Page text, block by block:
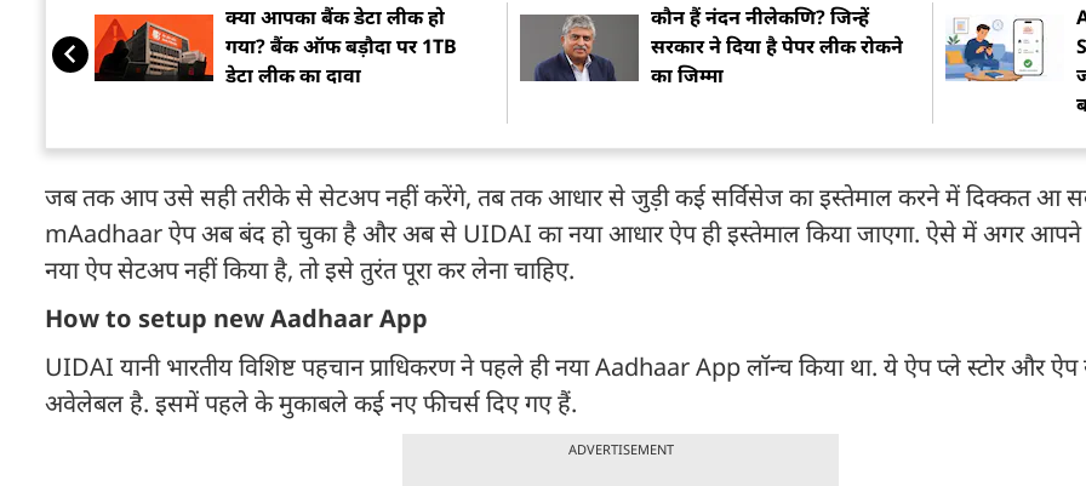
क्या आपका बैंक डेटा लीक हो
गया? बैंक ऑफ बड़ौदा पर 1TB
डेटा लीक का दावा
कौन हैं नंदन नीलेकणि? जिन्हें
सरकार ने दिया है पेपर लीक रोकने
का जिम्मा
जब तक आप उसे सही तरीके से सेटअप नहीं करेंगे, तब तक आधार से जुड़ी कई सर्विसेज का इस्तेमाल करने में दिक्कत आ
mAadhaar ऐप अब बंद हो चुका है और अब से UIDAI का नया आधार ऐप ही इस्तेमाल किया जाएगा. ऐसे में अगर
नया ऐप सेटअप नहीं किया है, तो इसे तुरंत पूरा कर लेना चाहिए.
How to setup new Aadhaar App
UIDAI यानी भारतीय विशिष्ट पहचान प्राधिकरण ने पहले ही नया Aadhaar App लॉन्च किया था. ये ऐप प्ले स्टोर और ऐप
अवेलेबल है. इसमें पहले के मुकाबले कई नए फीचर्स दिए गए हैं.
ADVERTISEMENT